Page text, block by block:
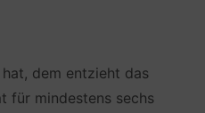
dem entzieht das
für mindestens sechs